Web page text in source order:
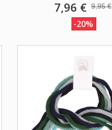
7,96 € 9,95 €
-20%